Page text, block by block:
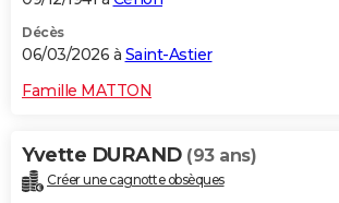
Décès
06/03/2026 à Saint-Astier
Famille MATTON
Yvette DURAND (93 ans)
Créer une cagnotte obsèques